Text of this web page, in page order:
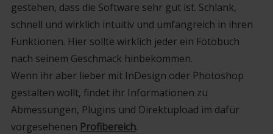
gestehen, dass die Software sehr gut ist. Schlank,
schnell und wirklich intuitiv und umfangreich in ihren
Funktionen. Hier sollte wirklich jeder ein Fotobuch
nach seinem Geschmack hinbekommen.
Wenn ihr aber lieber mit InDesign oder Photoshop
gestalten wollt, findet ihr Informationen zu
Abmessungen, Plugins und Direktupload im dafür
vorgesehenen Profibereich.